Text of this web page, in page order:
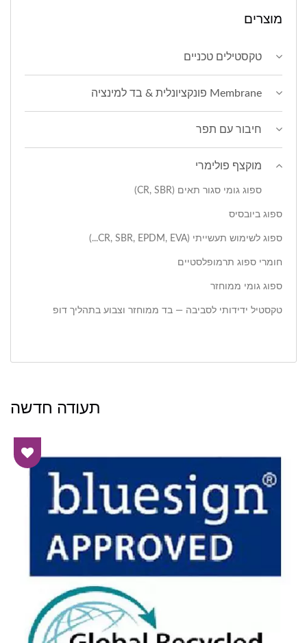
מוצרים
טקסטילים טכניים
Membrane פונקציונלית & בד למינציה
חיבור עם תפר
מוקצף פולימרי
ספוג גומי סגור תאים (CR, SBR)
ספוג ביובסיס
ספוג לשימוש תעשייתי (CR, SBR, EPDM, EVA...)
חומרי ספוג תרמופלסטיים
ספוג גומי ממוחזר
טקסטיל ידידותי לסביבה — בד ממוחזר וצבוע בתהליך דופ
תעודה חדשה